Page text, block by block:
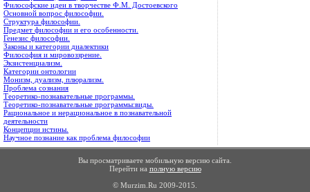
Философские идеи в творчестве Ф.М. Достоевского
Основной вопрос философии.
Структура философии.
Предмет философии и его особенности.
Генезис философии.
Законы и категории диалектики
Философия и мировоззрение.
Экзистенциализм.
Категории онтологии
Монизм, дуализм, плюрализм.
Проблема сознания
Теоретико-познавательные программы.
Теоретико-познавательные программы:виды.
Рациональное и нерациональное в познавательной
деятельности
Концепции истины.
Научное познание как проблема философии
Вы просматриваете мобильную версию сайта.
Перейти на полную версию
© Murzim.Ru 2009-2015.